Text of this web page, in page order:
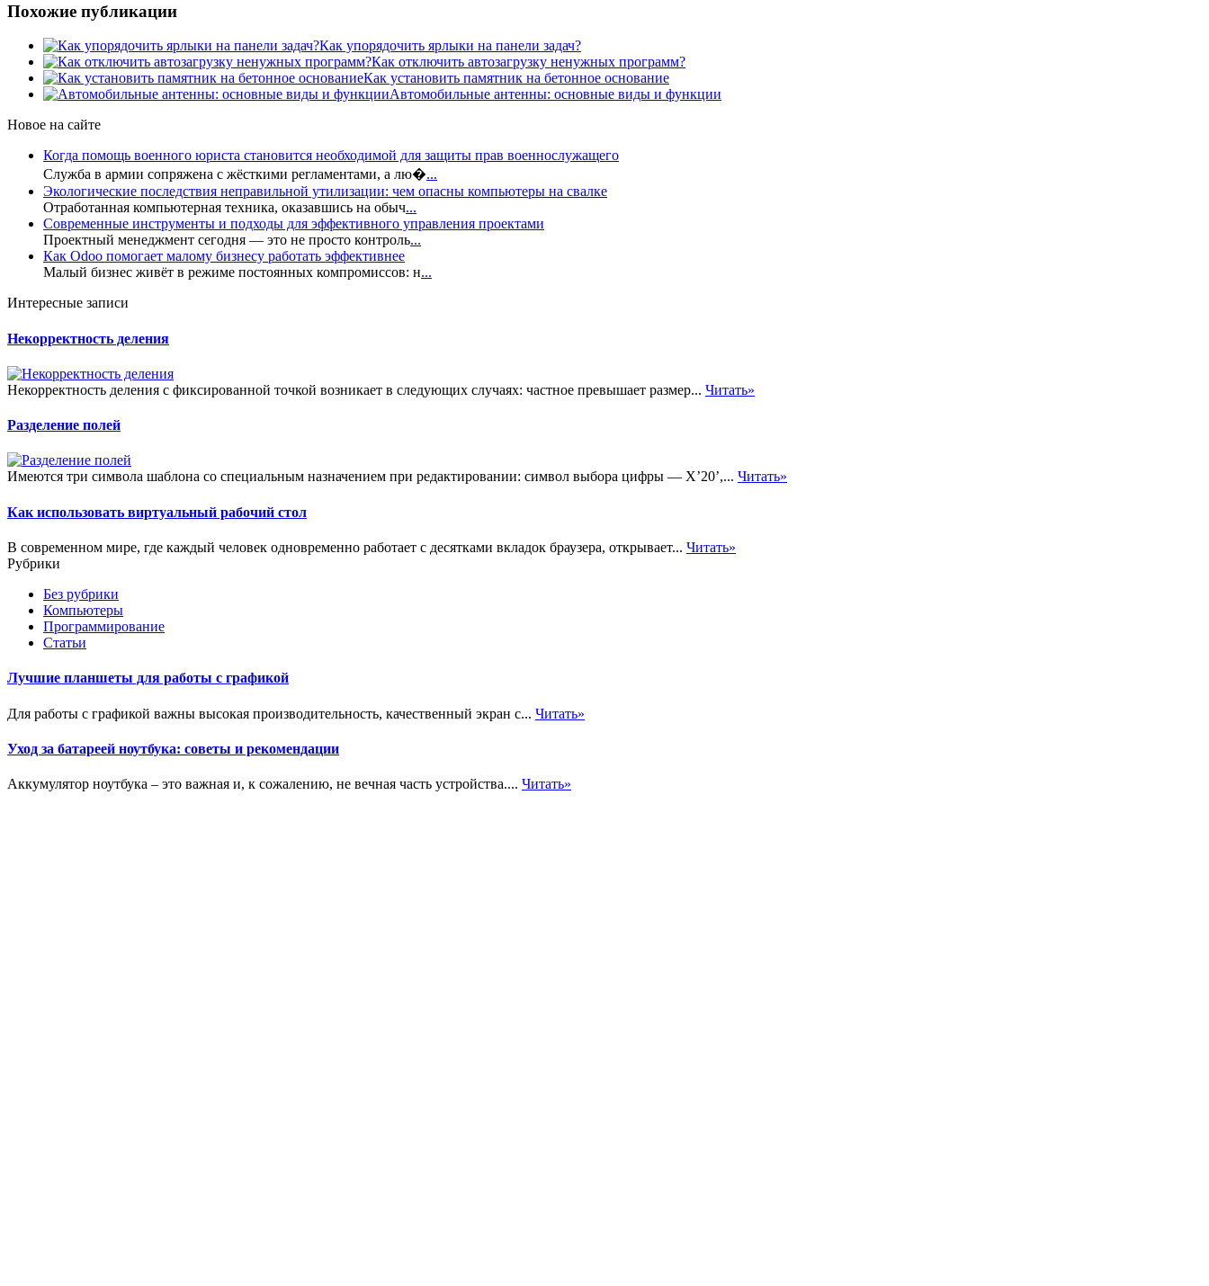
Похожие публикации
Как упорядочить ярлыки на панели задач?
Как отключить автозагрузку ненужных программ?
Как установить памятник на бетонное основание
Автомобильные антенны: основные виды и функции
Новое на сайте
Когда помощь военного юриста становится необходимой для защиты прав военнослужащего
Служба в армии сопряжена с жёсткими регламентами, а лю�...
Экологические последствия неправильной утилизации: чем опасны компьютеры на свалке
Отработанная компьютерная техника, оказавшись на обыч...
Современные инструменты и подходы для эффективного управления проектами
Проектный менеджмент сегодня — это не просто контроль...
Как Odoo помогает малому бизнесу работать эффективнее
Малый бизнес живёт в режиме постоянных компромиссов: н...
Интересные записи
Некорректность деления
Некорректность деления с фиксированной точкой возникает в следующих случаях: частное превышает размер... Читать»
Разделение полей
Имеются три символа шаблона со специальным назначением при редактировании: символ выбора цифры — Х’20’,... Читать»
Как использовать виртуальный рабочий стол
В современном мире, где каждый человек одновременно работает с десятками вкладок браузера, открывает... Читать»
Рубрики
Без рубрики
Компьютеры
Программирование
Статьи
Лучшие планшеты для работы с графикой
Для работы с графикой важны высокая производительность, качественный экран с... Читать»
Уход за батареей ноутбука: советы и рекомендации
Аккумулятор ноутбука – это важная и, к сожалению, не вечная часть устройства.... Читать»